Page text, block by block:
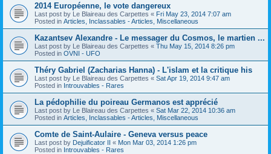
2014 Européenne, le vote dangereux
Last post by Le Blaireau des Carpettes « Fri May 23, 2014 7:07 am
Posted in Articles, Inclassables - Articles, Miscellaneous
Kazantsev Alexandre - Le messager du Cosmos, le martien ...
Last post by Le Blaireau des Carpettes « Thu May 15, 2014 8:26 pm
Posted in OVNI - UFO
Théry Gabriel (Zacharias Hanna) - L'islam et la critique his
Last post by Le Blaireau des Carpettes « Sat Apr 19, 2014 9:47 am
Posted in Introuvables - Rares
La pédophilie du poireau Germanos est apprécié
Last post by Le Blaireau des Carpettes « Sat Mar 22, 2014 10:36 am
Posted in Articles, Inclassables - Articles, Miscellaneous
Comte de Saint-Aulaire - Geneva versus peace
Last post by Dejuificator II « Mon Mar 03, 2014 1:26 pm
Posted in Introuvables - Rares